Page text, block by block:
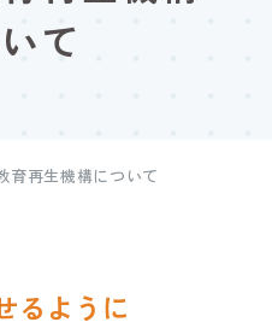
て
育再生機構について
るように